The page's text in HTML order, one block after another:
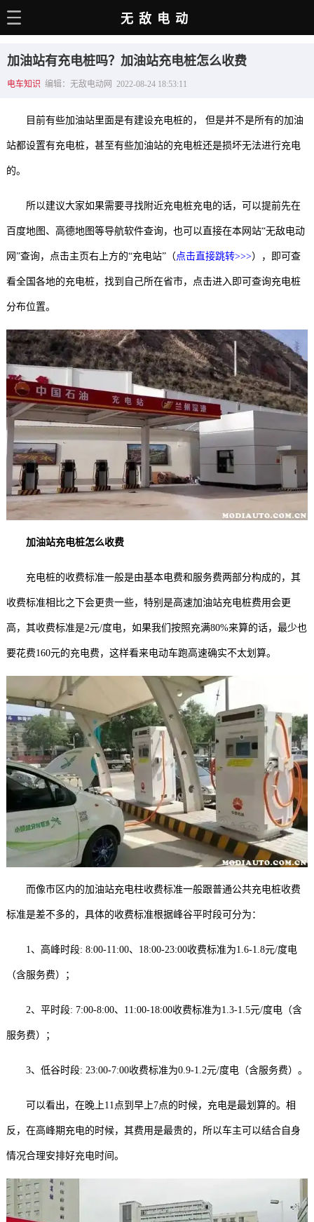
电动百科
选车推荐
销量榜
经销商
无敌电动
加油站有充电桩吗？加油站充电桩怎么收费
电车知识 编辑：无敌电动网 2022-08-24 18:53:11
目前有些加油站里面是有建设充电桩的， 但是并不是所有的加油
站都设置有充电桩，甚至有些加油站的充电桩还是损坏无法进行充电
的。
所以建议大家如果需要寻找附近充电桩充电的话，可以提前先在
百度地图、高德地图等导航软件查询，也可以直接在本网站“无敌电动
网”查询，点击主页右上方的“充电站”（点击直接跳转>>>），即可查
看全国各地的充电桩，找到自己所在省市，点击进入即可查询充电桩
分布位置。
加油站充电桩怎么收费
充电桩的收费标准一般是由基本电费和服务费两部分构成的，其
收费标准相比之下会更贵一些，特别是高速加油站充电桩费用会更
高，其收费标准是2元/度电，如果我们按照充满80%来算的话，最少也
要花费160元的充电费，这样看来电动车跑高速确实不太划算。
而像市区内的加油站充电柱收费标准一般跟普通公共充电桩收费
标准是差不多的，具体的收费标准根据峰谷平时段可分为：
1、高峰时段: 8:00-11:00、18:00-23:00收费标准为1.6-1.8元/度电
（含服务费）；
2、平时段: 7:00-8:00、11:00-18:00收费标准为1.3-1.5元/度电（含
服务费）；
3、低谷时段: 23:00-7:00收费标准为0.9-1.2元/度电（含服务费）。
可以看出，在晚上11点到早上7点的时候，充电是最划算的。相
反，在高峰期充电的时候，其费用是最贵的，所以车主可以结合自身
情况合理安排好充电时间。